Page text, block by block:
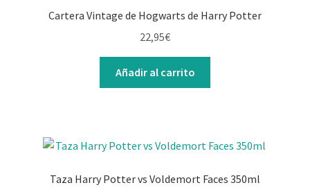
Cartera Vintage de Hogwarts de Harry Potter
22,95€
Añadir al carrito
Taza Harry Potter vs Voldemort Faces 350ml